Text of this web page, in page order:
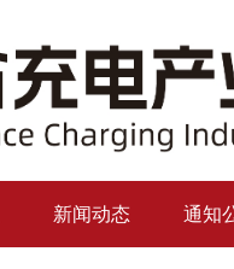
新闻动态 通知